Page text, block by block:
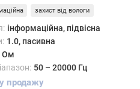
захист від вологи
інформаційна, підвісна
1.0, пасивна
Ом
50 – 20000 Гц
продажу